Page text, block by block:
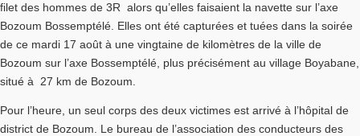
filet des hommes de 3R alors qu’elles faisaient la navette sur l’axe
Bozoum Bossemptélé. Elles ont été capturées et tuées dans la soirée
de ce mardi 17 août à une vingtaine de kilomètres de la ville de
Bozoum sur l’axe Bossemptélé, plus précisément au village Boyabane,
situé à 27 km de Bozoum.
Pour l’heure, un seul corps des deux victimes est arrivé à l’hôpital de
district de Bozoum. Le bureau de l’association des conducteurs des